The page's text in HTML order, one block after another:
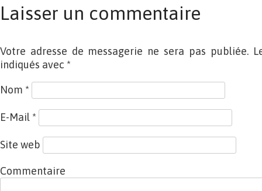
Laisser un commentaire
Votre adresse de messagerie ne sera pas publiée.
indiqués avec *
Nom *
E-Mail *
Site web
Commentaire